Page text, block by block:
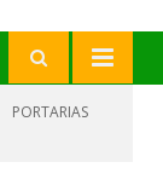
PORTARIAS